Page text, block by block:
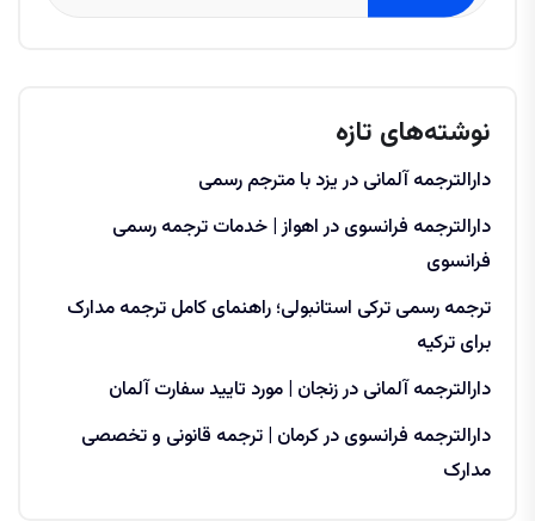
نوشته‌های تازه
دارالترجمه آلمانی در یزد با مترجم رسمی
دارالترجمه فرانسوی در اهواز | خدمات ترجمه رسمی
فرانسوی
ترجمه رسمی ترکی استانبولی؛ راهنمای کامل ترجمه مدارک
برای ترکیه
دارالترجمه آلمانی در زنجان | مورد تایید سفارت آلمان
دارالترجمه فرانسوی در کرمان | ترجمه قانونی و تخصصی
مدارک